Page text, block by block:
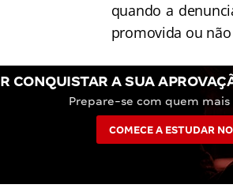
quando a
promovida ou
CONQUISTAR A SUA
Prepare-se com quem
COMECE A ESTUDAR